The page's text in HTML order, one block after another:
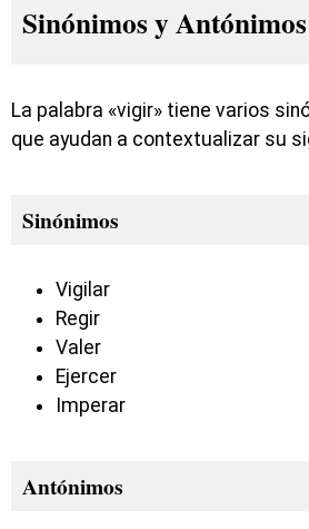
Sinónimos y Antónimos
La palabra «vigir» tiene varios
que ayudan a contextualizar su
Sinónimos
Vigilar
Regir
Valer
Ejercer
Imperar
Antónimos